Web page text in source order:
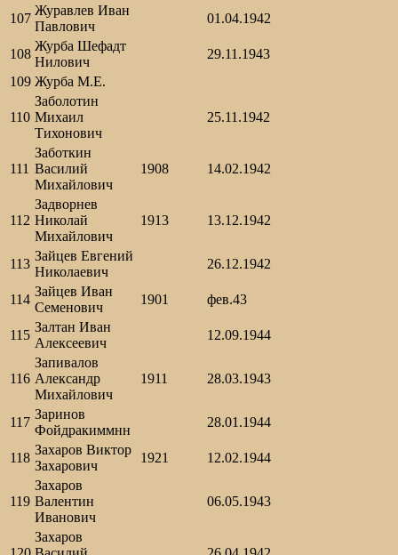
107
Журавлев Иван
Павлович
01.04.1942
108
Журба Шефадт
Нилович
29.11.1943
109 Журба М.Е.
110
Заболотин
Михаил
Тихонович
25.11.1942
111
Заботкин
Василий
Михайлович
1908 14.02.1942
112
Задворнев
Николай
Михайлович
1913 13.12.1942
113
Зайцев Евгений
Николаевич
26.12.1942
114
Зайцев Иван
Семенович
1901 фев.43
115
Залтан Иван
Алексеевич
12.09.1944
116
Запивалов
Александр
Михайлович
1911 28.03.1943
117
Заринов
Фойдракиммнн
28.01.1944
118
Захаров Виктор
Захарович
1921 12.02.1944
119
Захаров
Валентин
Иванович
06.05.1943
Захаров